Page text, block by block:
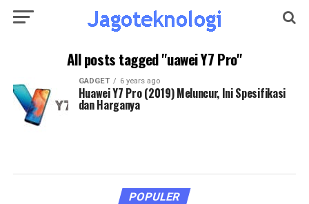
All posts tagged "uawei Y7 Pro"
GADGET 6 years ago
Huawei Y7 Pro (2019) Meluncur, Ini Spesifikasi
dan Harganya
POPULER